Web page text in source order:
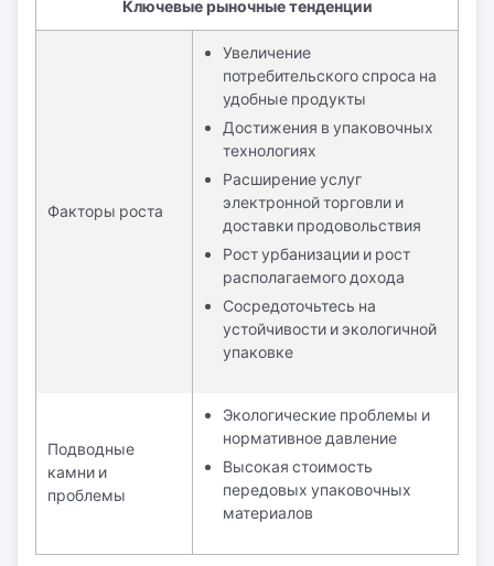
Ключевые рыночные тенденции
Факторы роста
Увеличение
потребительского спроса на
удобные продукты
Достижения в упаковочных
технологиях
Расширение услуг
электронной торговли и
доставки продовольствия
Рост урбанизации и рост
располагаемого дохода
Сосредоточьтесь на
устойчивости и экологичной
упаковке
Подводные
камни и
проблемы
Экологические проблемы и
нормативное давление
Высокая стоимость
передовых упаковочных
материалов